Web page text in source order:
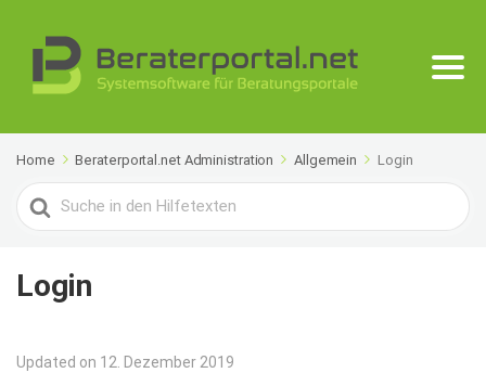
Home Beraterportal.net Administration Allgemein Login
Search
For
Login
Updated on 12. Dezember 2019